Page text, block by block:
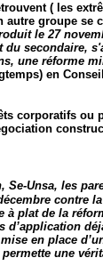
( les
autre groupe se
le 27
secondaire,
une réforme
en
corporatifs ou
Se-Unsa, les
contre
à plat de la
d’application
en place
une